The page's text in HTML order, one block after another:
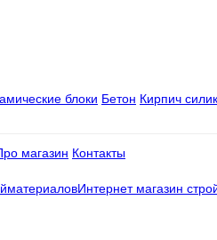
блоки Бетон Кирпич
магазин Контакты
Интернет магазин